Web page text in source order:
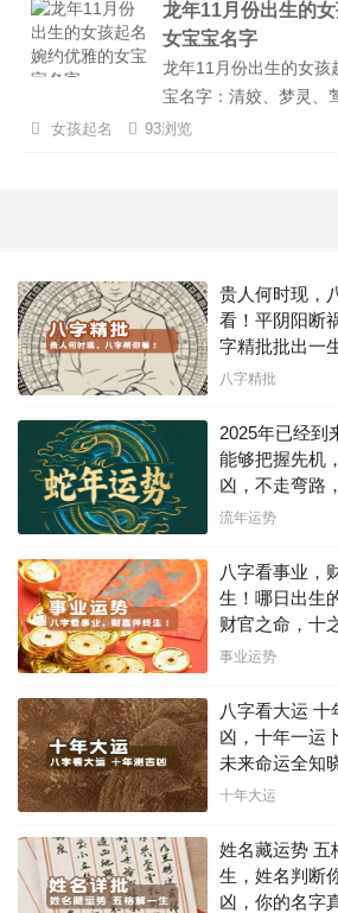
语名字【子文】来源：
辅仁”——《论语·颜渊》
龙年11月份出生的
女宝宝名字
龙年11月份出生的女孩
宝名字：清姣、梦灵、
菲、芬敏、泽诗、筱敏
女孩起名 93浏览
贵人何时现，
看！平阴阳断
字精批批出一
运！
八字精批
2025年已经到
能够把握先机
凶，不走弯路
处查看！
流年运势
八字看事业，
生！哪日出生
财官之命，十
大官或富豪，
利困局！！
事业运势
八字看大运 十
凶，十年一运
未来命运全知
十年大运
姓名藏运势 五
生，姓名判断
凶，你的名字